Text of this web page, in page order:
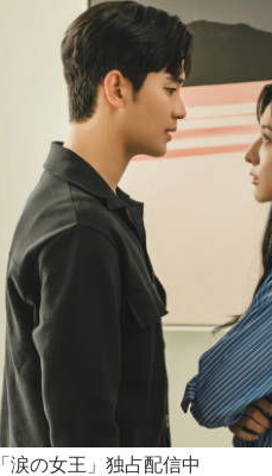
の女王」独占配信中